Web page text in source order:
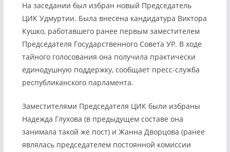
На заседании был избран новый Председатель
ЦИК Удмуртии. Была внесена кандидатура Виктора
Кушко, работавшего ранее первым заместителем
Председателя Государственного Совета УР. В ходе
тайного голосования она получила практически
единодушную поддержку, сообщает пресс-служба
республиканского парламента.
Заместителями Председателя ЦИК были избраны
Надежда Глухова (в предыдущем составе она
занимала такой же пост) и Жанна Дворцова (ранее
являлась председателем постоянной комиссии